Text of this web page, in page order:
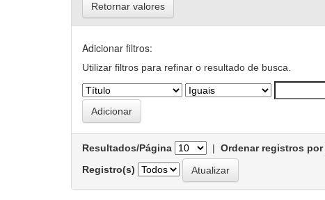
Retornar valores
Adicionar filtros:
Utilizar filtros para refinar o resultado de busca.
Resultados/Página | Ordenar registros por
Registro(s)